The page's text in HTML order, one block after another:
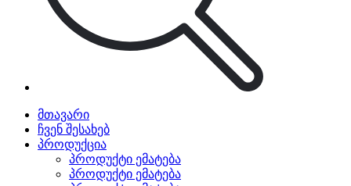
მთავარი
ჩვენ შესახებ
პროდუქცია
პროდუქტი ემატება
პროდუქტი ემატება